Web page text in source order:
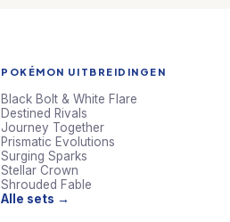
POKÉMON UITBREIDINGEN
Black Bolt & White Flare
Destined Rivals
Journey Together
Prismatic Evolutions
Surging Sparks
Stellar Crown
Shrouded Fable
Alle sets →